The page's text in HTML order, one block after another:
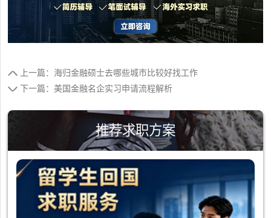
上一篇：海归金融硕士去哪些城市比较好找工作
下一篇：美国金融名企实习申请流程解析
推荐求职方案